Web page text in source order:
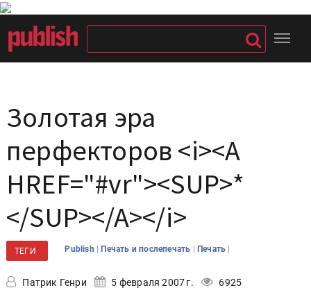
Золотая эра
перфекторов <i><A
HREF="#vr"><SUP>*
</SUP></A></i>
ТЕГИ Publish |Печать и послепечать |Печать |
Патрик Генри 5 февраля 2007 г. 6925